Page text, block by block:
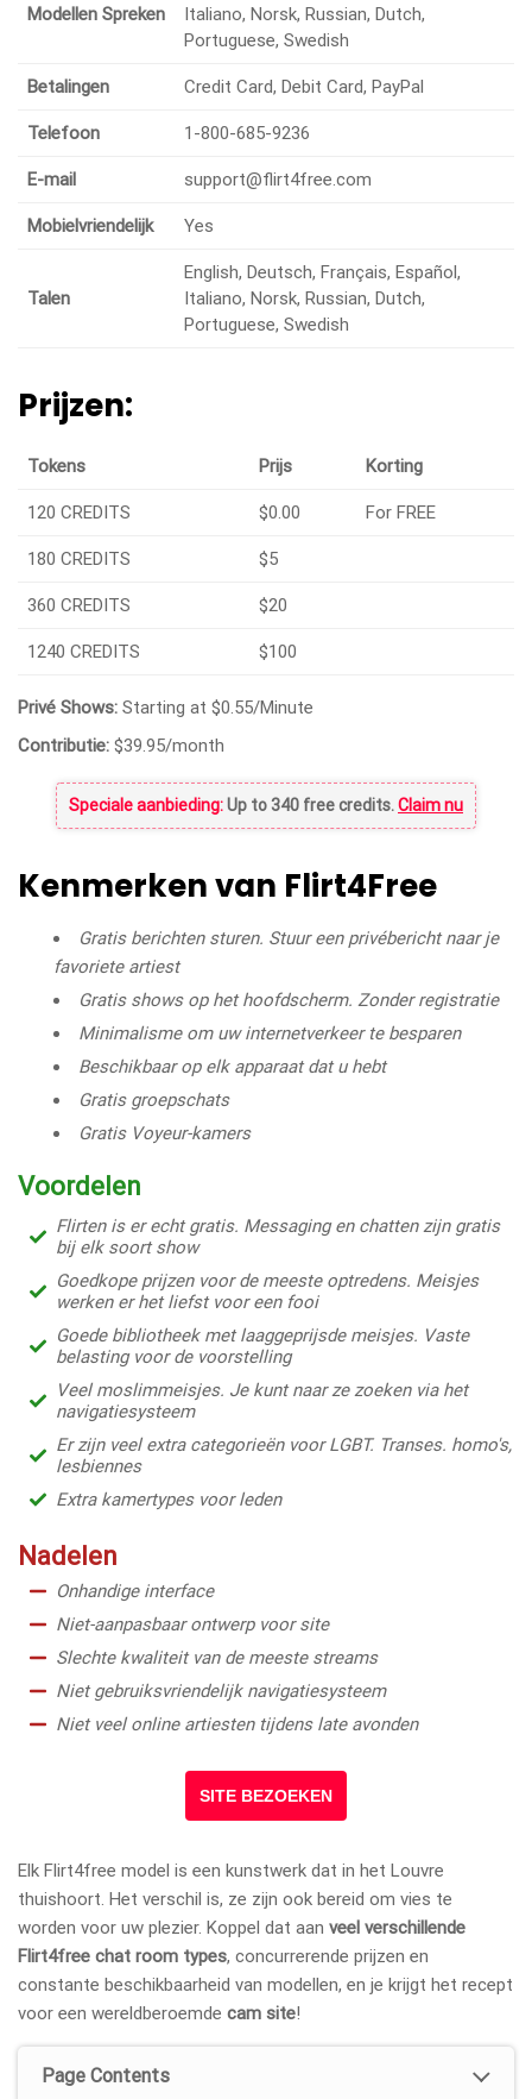
Modellen Spreken
Italiano, Norsk, Russian, Dutch,
Portuguese, Swedish
Betalingen Credit Card, Debit Card, PayPal
Telefoon 1-800-685-9236
E-mail support@flirt4free.com
Mobielvriendelijk Yes
Talen
English, Deutsch, Français, Español,
Italiano, Norsk, Russian, Dutch,
Portuguese, Swedish
Prijzen:
Tokens Prijs Korting
120 CREDITS $0.00 For FREE
180 CREDITS $5
360 CREDITS $20
1240 CREDITS $100
Privé Shows: Starting at $0.55/Minute
Contributie: $39.95/month
Speciale aanbieding:Up to 340 free credits.Claim nu
Kenmerken van Flirt4Free
Gratis berichten sturen. Stuur een privébericht naar je
favoriete artiest
Gratis shows op het hoofdscherm. Zonder registratie
Minimalisme om uw internetverkeer te besparen
Beschikbaar op elk apparaat dat u hebt
Gratis groepschats
Gratis Voyeur-kamers
Voordelen
Flirten is er echt gratis. Messaging en chatten zijn gratis
bij elk soort show
Goedkope prijzen voor de meeste optredens. Meisjes
werken er het liefst voor een fooi
Goede bibliotheek met laaggeprijsde meisjes. Vaste
belasting voor de voorstelling
Veel moslimmeisjes. Je kunt naar ze zoeken via het
navigatiesysteem
Er zijn veel extra categorieën voor LGBT. Transes. homo's,
lesbiennes
Extra kamertypes voor leden
Nadelen
Onhandige interface
Niet-aanpasbaar ontwerp voor site
Slechte kwaliteit van de meeste streams
Niet gebruiksvriendelijk navigatiesysteem
Niet veel online artiesten tijdens late avonden
SITE BEZOEKEN
Elk Flirt4free model is een kunstwerk dat in het Louvre
thuishoort. Het verschil is, ze zijn ook bereid om vies te
worden voor uw plezier. Koppel dat aan veel verschillende
Flirt4free chat room types, concurrerende prijzen en
constante beschikbaarheid van modellen, en je krijgt het recept
voor een wereldberoemde cam site!
Page Contents